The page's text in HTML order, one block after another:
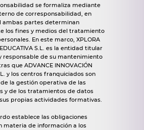
se formaliza mediante
de corresponsabilidad, en
ambas partes determinan
los fines y medios del tratamiento
En este marco, XPLORA
S.L. es la entidad titular
responsable de su mantenimiento
que ADVANCE INNOVACIÓN
y los centros franquiciados son
la gestión operativa de las
y de los tratamientos de datos
propias actividades formativas.
establece las obligaciones
materia de información a los